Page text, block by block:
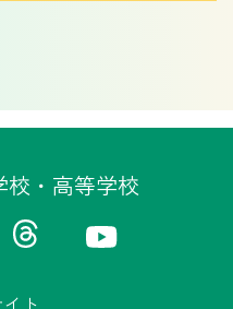
校・高等学校
ト